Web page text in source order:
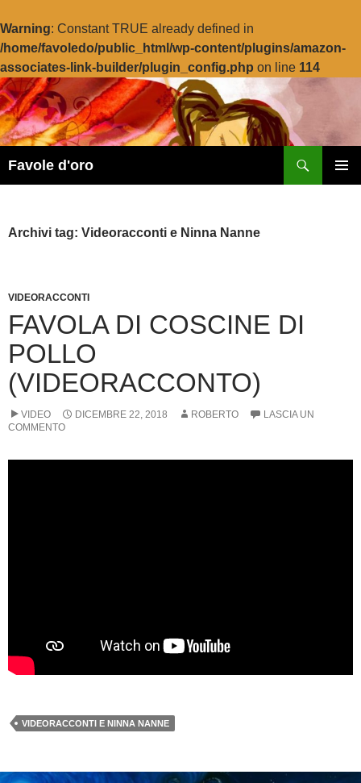
Warning: Constant TRUE already defined in
/home/favoledo/public_html/wp-content/plugins/amazon-
associates-link-builder/plugin_config.php on line 114
Vai
al
contenuto
Favole d'oro
Archivi tag: Videoracconti e Ninna Nanne
VIDEORACCONTI
FAVOLA DI COSCINE DI
POLLO
(VIDEORACCONTO)
VIDEO DICEMBRE 22, 2018 ROBERTO
LASCIA UN
COMMENTO
VIDEORACCONTI E NINNA NANNE